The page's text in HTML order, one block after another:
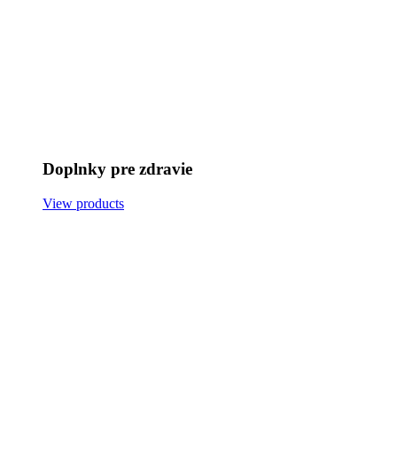
Doplnky pre zdravie
View products